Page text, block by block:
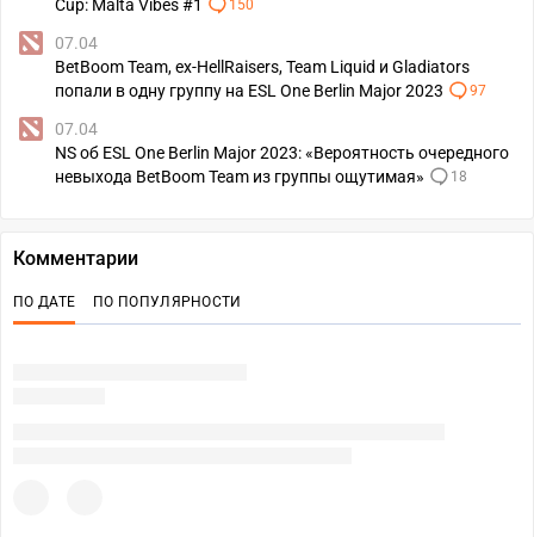
Cup: Malta Vibes #1 150
07.04
BetBoom Team, ex-HellRaisers, Team Liquid и Gladiators
попали в одну группу на ESL One Berlin Major 2023
97
07.04
NS об ESL One Berlin Major 2023: «Вероятность очередного
невыхода BetBoom Team из группы ощутимая»
18
Комментарии
ПО ДАТЕ ПО ПОПУЛЯРНОСТИ